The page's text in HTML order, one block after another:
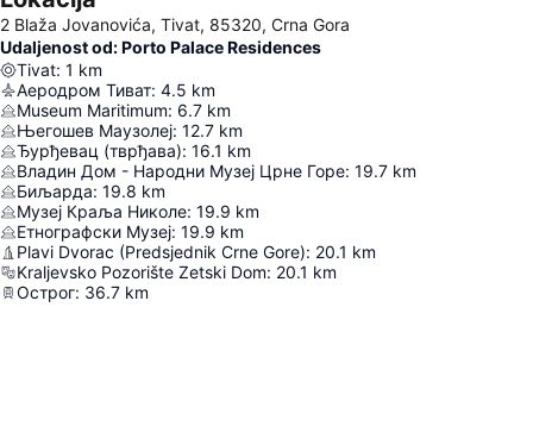
2 Blaža Jovanovića, Tivat, 85320, Crna Gora
Udaljenost od: Porto Palace Residences
Tivat: 1 km
Аеродром Тиват: 4.5 km
Museum Maritimum: 6.7 km
Његошев Маузолеј: 12.7 km
Ђурђевац (тврђава): 16.1 km
Владин Дом - Народни Музеј Црне Горе: 19.7 km
Биљарда: 19.8 km
Музеј Краља Николе: 19.9 km
Етнографски Музеј: 19.9 km
Plavi Dvorac (Predsjednik Crne Gore): 20.1 km
Kraljevsko Pozorište Zetski Dom: 20.1 km
Острог: 36.7 km